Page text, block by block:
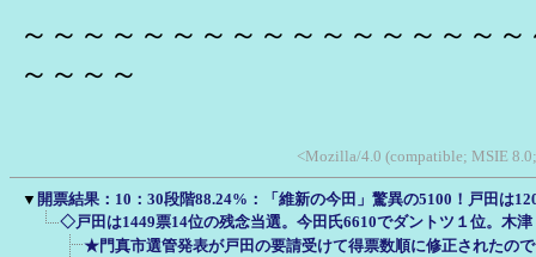
～～～～～～～～～～～～～～～～
～～～～
<Mozilla/4.0 (compatible; MSIE
▼ 開票結果：10：30段階88.24%：「維新の今田」驚異の5100！戸田は
◇戸田は1449票14位の残念当選。今田氏6610でダントツ１位。木
★門真市選管発表が戸田の要請受けて得票数順に修正されたの